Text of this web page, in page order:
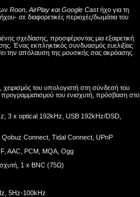
Roon, AirPlay και Google Castήχο για τη
σε διαφορετικές περιοχές/δωμάτια του
σχεδίασης, προσφέροντας μια εξαιρετική
Ένας εκπληκτικός συνδυασμός ευελιξίας
την απόλαυση της μουσικής σας ακρόασης.
χειρισμός του υπολογιστή στη σύνδεσή του
προγραμματισμού του ενισχυτή, πρόσβαση στο
3 x optical 192kHz, USB 192kHz/DSD,
Connect, Tidal Connect, UPnP
AAC, PCM, MQA, Ogg
1 x BNC (75Ω)
5Hz-100kHz